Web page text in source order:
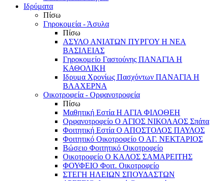
Ιδρύματα
Πίσω
Γηροκομεία - Άσυλα
Πίσω
ΑΣΥΛΟ ΑΝΙΑΤΩΝ ΠΥΡΓΟΥ Η ΝΕΑ
ΒΑΣΙΛΕΙΑΣ
Γηροκομείο Γαστούνης ΠΑΝΑΓΙΑ Η
ΚΑΘΟΛΙΚΗ
Ιδρυμα Χρονίως Πασχόντων ΠΑΝΑΓΙΑ Η
ΒΛΑΧΕΡΝΑ
Οικοτροφεία - Ορφανοτροφεία
Πίσω
Μαθητική Εστία Η ΑΓΙΑ ΦΙΛΟΘΕΗ
Ορφανοτροφείο Ο ΑΓΙΟΣ ΝΙΚΟΛΑΟΣ Σπάτα
Φοιτητική Εστία Ο ΑΠΟΣΤΟΛΟΣ ΠΑΥΛΟΣ
Φοιτητικό Οικοτροφείο Ο ΑΓ. ΝΕΚΤΑΡΙΟΣ
Βώσειο Φοιτητικό Οικοτροφείο
Οικοτροφείο Ο ΚΑΛΟΣ ΣΑΜΑΡΕΙΤΗΣ
ΦΟΥΦΕΙΟ Φοιτ. Οικοτροφείο
ΣΤΕΓΗ ΗΛΕΙΩΝ ΣΠΟΥΔΑΣΤΩΝ